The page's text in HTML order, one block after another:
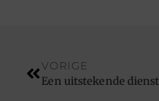
VORIGE